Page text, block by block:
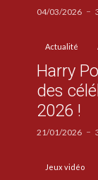
04/03/2026
Actualité
Harry
des
2026 !
21/01/2026
Jeux vidéo